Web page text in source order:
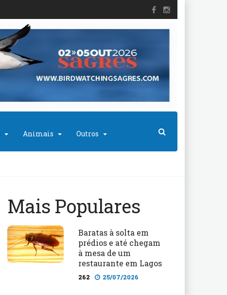
Animais Outros
Mais Populares
Baratas à solta em
prédios e até chegam
à mesa de um
restaurante em Lagos
262 25/07/2026